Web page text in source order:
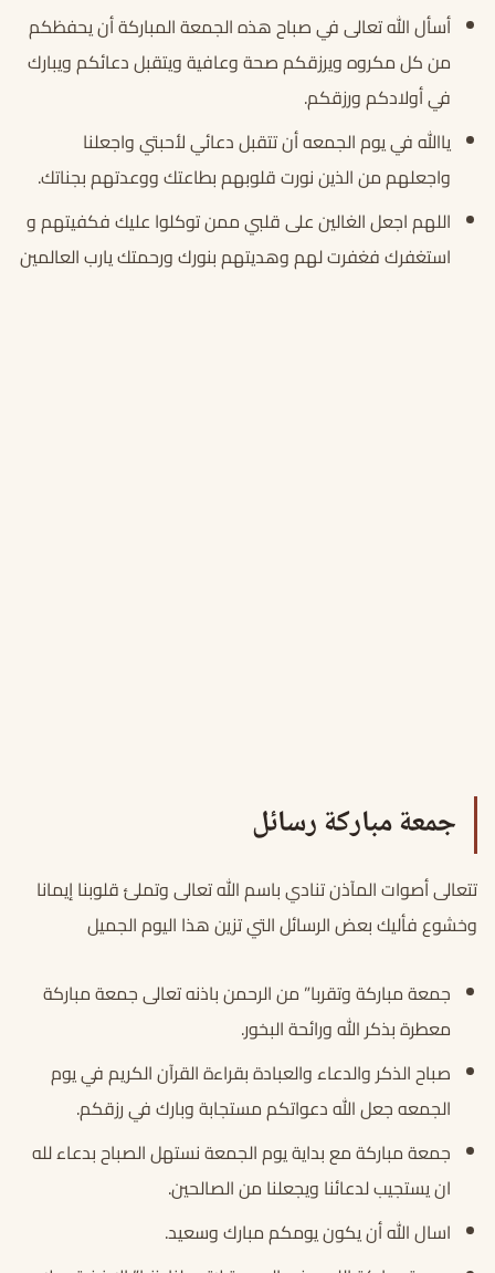
أسأل الله تعالى في صباح هذه الجمعة المباركة أن يحفظكم
من كل مكروه ويرزقكم صحة وعافية ويتقبل دعائكم ويبارك
في أولادكم ورزقكم.
ياالله في يوم الجمعه أن تتقبل دعائي لأحبتي واجعلنا
واجعلهم من الذين نورت قلوبهم بطاعتك ووعدتهم بجناتك.
اللهم اجعل الغالين على قلبي ممن توكلوا عليك فكفيتهم و
استغفرك فغفرت لهم وهديتهم بنورك ورحمتك يارب العالمين
جمعة مباركة رسائل
تتعالى أصوات المآذن تنادي باسم الله تعالى وتملئ قلوبنا إيمانا
وخشوع فأليك بعض الرسائل التي تزين هذا اليوم الجميل
جمعة مباركة وتقربا” من الرحمن باذنه تعالى جمعة مباركة
معطرة بذكر الله ورائحة البخور.
صباح الذكر والدعاء والعبادة بقراءة القرآن الكريم في يوم
الجمعه جعل الله دعواتكم مستجابة وبارك في رزقكم.
جمعة مباركة مع بداية يوم الجمعة نستهل الصباح بدعاء لله
ان يستجيب لدعائنا ويجعلنا من الصالحين.
اسال الله أن يكون يومكم مبارك وسعيد.